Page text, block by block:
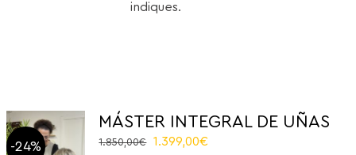
indiques.
-24%
MÁSTER INTEGRAL DE UÑAS
1.850,00€
Original
1.399,00€